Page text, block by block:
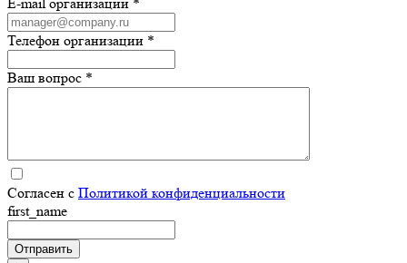
Телефон организации *
Ваш вопрос *
Согласен с Политикой конфиденциальности
first_name